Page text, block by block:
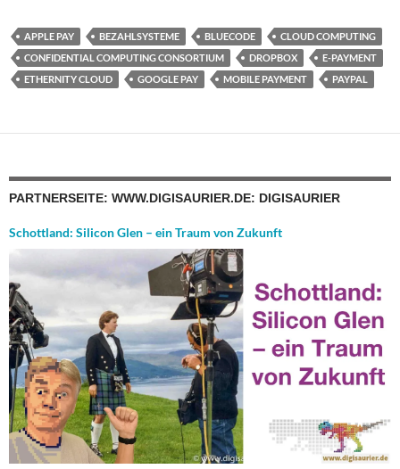
APPLE PAY BEZAHLSYSTEME BLUECODE
CLOUD COMPUTING
CONFIDENTIAL COMPUTING CONSORTIUM
DROPBOX
E-PAYMENT
ETHERNITY CLOUD
GOOGLE PAY MOBILE PAYMENT PAYPAL
PARTNERSEITE: WWW.DIGISAURIER.DE: DIGISAURIER
Schottland: Silicon Glen – ein Traum von Zukunft